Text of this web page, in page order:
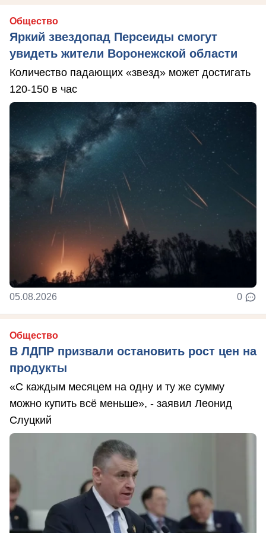
Общество
Яркий звездопад Персеиды смогут
увидеть жители Воронежской области
Количество падающих «звезд» может достигать
120-150 в час
05.08.2026 0
Общество
В ЛДПР призвали остановить рост цен на
продукты
«С каждым месяцем на одну и ту же сумму
можно купить всё меньше», - заявил Леонид
Слуцкий